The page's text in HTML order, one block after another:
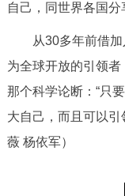
自己，同世界各国分
从30多年前借
为全球开放的引领
那个科学论断：“只
大自己，而且可以引
薇 杨依军）